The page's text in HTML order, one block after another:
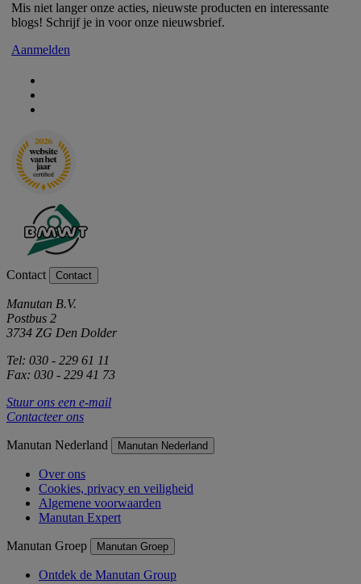
Mis niet langer onze acties, nieuwste producten en interessante
blogs! Schrijf je in voor onze nieuwsbrief.
Aanmelden
Contact Contact
Manutan B.V.
Postbus 2
3734 ZG Den Dolder
Tel: 030 - 229 61 11
Fax: 030 - 229 41 73
Stuur ons een e-mail
Contacteer ons
Manutan Nederland Manutan Nederland
Over ons
Cookies, privacy en veiligheid
Algemene voorwaarden
Manutan Expert
Manutan Groep Manutan Groep
Ontdek de Manutan Group